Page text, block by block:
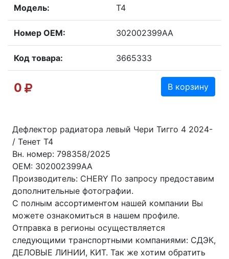
Модель: T4
Номер OEM: 302002399AA
Код товара: 3665333
0 В корзину
Дефлектор радиатора левый Чери Тигго 4 2024-
/ Тенет Т4
Вн. номер: 798358/2025
OEM: 302002399AA
Производитель: CHERY По запросу предоставим
дополнительные фотографии.
С полным ассортиментом нашей компании Вы
можете ознакомиться в нашем профиле.
Отправка в регионы осуществляется
следующими транспортными компаниями: СДЭК,
ДЕЛОВЫЕ ЛИНИИ, КИТ. Так же хотим обратить